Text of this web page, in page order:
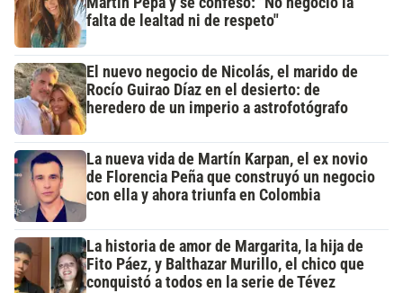
falta de lealtad ni de respeto"
El nuevo negocio de Nicolás, el marido de
Rocío Guirao Díaz en el desierto: de
heredero de un imperio a astrofotógrafo
La nueva vida de Martín Karpan, el ex novio
de Florencia Peña que construyó un negocio
con ella y ahora triunfa en Colombia
La historia de amor de Margarita, la hija de
Fito Páez, y Balthazar Murillo, el chico que
conquistó a todos en la serie de Tévez